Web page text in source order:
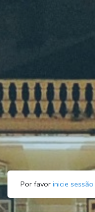
Por favor inicie sessão